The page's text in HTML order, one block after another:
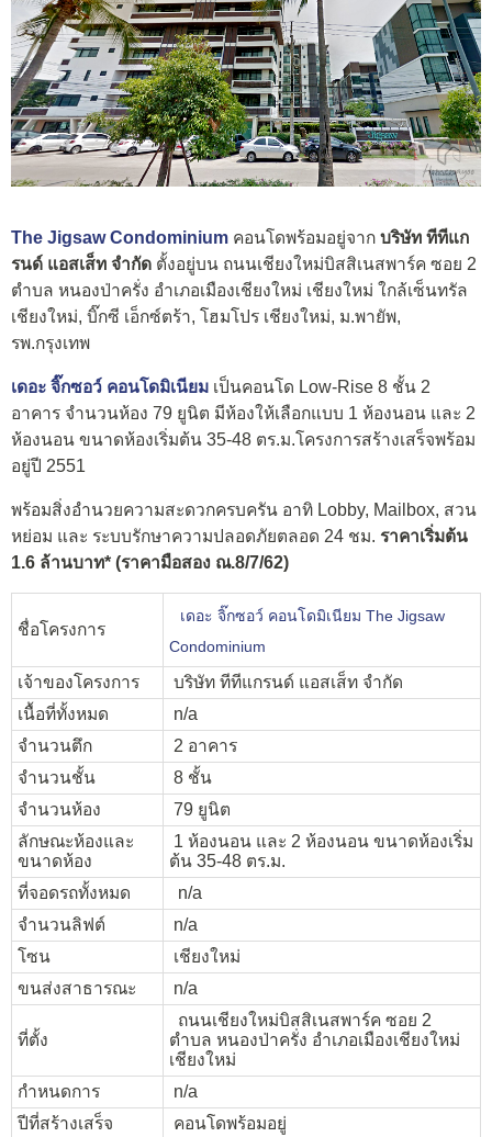
The Jigsaw Condominium คอนโดพร้อมอยู่จาก บริษัท ทีทีแก
รนด์ แอสเส็ท จำกัด ตั้งอยู่บน ถนนเชียงใหม่บิสสิเนสพาร์ค ซอย 2
ตำบล หนองป่าครั่ง อำเภอเมืองเชียงใหม่ เชียงใหม่ ใกล้เซ็นทรัล
เชียงใหม่, บิ๊กซี เอ็กซ์ตร้า, โฮมโปร เชียงใหม่, ม.พายัพ,
รพ.กรุงเทพ
เดอะ จิ๊กซอว์ คอนโดมิเนียม เป็นคอนโด Low-Rise 8 ชั้น 2
อาคาร จำนวนห้อง 79 ยูนิต มีห้องให้เลือกแบบ 1 ห้องนอน และ 2
ห้องนอน ขนาดห้องเริ่มต้น 35-48 ตร.ม.โครงการสร้างเสร็จพร้อม
อยู่ปี 2551
พร้อมสิ่งอำนวยความสะดวกครบครัน อาทิ Lobby, Mailbox, สวน
หย่อม และ ระบบรักษาความปลอดภัยตลอด 24 ชม. ราคาเริ่มต้น
1.6 ล้านบาท* (ราคามือสอง ณ.8/7/62)
ชื่อโครงการ
เดอะ จิ๊กซอว์ คอนโดมิเนียม The Jigsaw
Condominium
เจ้าของโครงการ
บริษัท ทีทีแกรนด์ แอสเส็ท จำกัด
เนื้อที่ทั้งหมด
n/a
จำนวนตึก
2 อาคาร
จำนวนชั้น
8 ชั้น
จำนวนห้อง
79 ยูนิต
ลักษณะห้องและ
ขนาดห้อง
1 ห้องนอน และ 2 ห้องนอน ขนาดห้องเริ่ม
ต้น 35-48 ตร.ม.
ที่จอดรถทั้งหมด
n/a
จำนวนลิฟต์
n/a
โซน
เชียงใหม่
ขนส่งสาธารณะ
n/a
ที่ตั้ง
ถนนเชียงใหม่บิสสิเนสพาร์ค ซอย 2
ตำบล หนองป่าครั่ง อำเภอเมืองเชียงใหม่
เชียงใหม่
กำหนดการ
n/a
ปีที่สร้างเสร็จ
คอนโดพร้อมอยู่